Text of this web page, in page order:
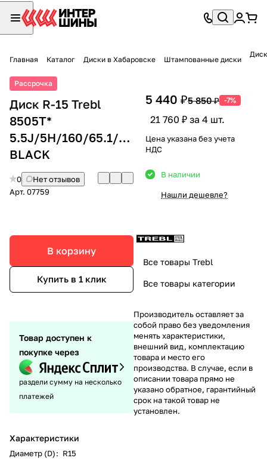
Главная Каталог Диски в Хабаровске Штампованные диски
Рассрочка
Диск R-15 Trebl
8505T*
5.5J/5H/160/65.1/+60
BLACK
0
Нет отзывов
Арт. 07759
В корзину
Купить в 1 клик
Товар доступен к
покупке через
раздели сумму на несколько
платежей
Характеристики
Диаметр (D): R15
5 440 ₽5 850 ₽ -7%
21 760 ₽ за 4 шт.
Цена указана без учета
НДС
В наличии
Нашли дешевле?
Все товары Trebl
Все товары категории
Производитель оставляет за
собой право без уведомления
менять характеристики,
внешний вид, комплектацию
товара и место его
производства. В случае, если в
описании товара прямо не
указано обратное, гарантийный
срок на такой товар не
установлен.